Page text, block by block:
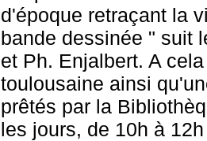
d'époque retraçant la
bande dessinée " suit
et Ph. Enjalbert. A
toulousaine ainsi
prêtés par la
les jours, de 10h à